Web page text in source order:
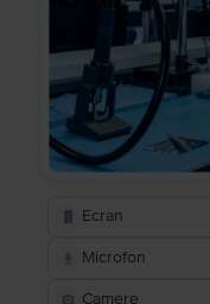
Ecran
Microfon
Camere